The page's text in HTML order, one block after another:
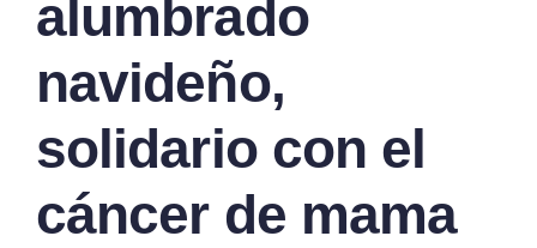
alumbrado
navideño,
solidario con el
cáncer de mama